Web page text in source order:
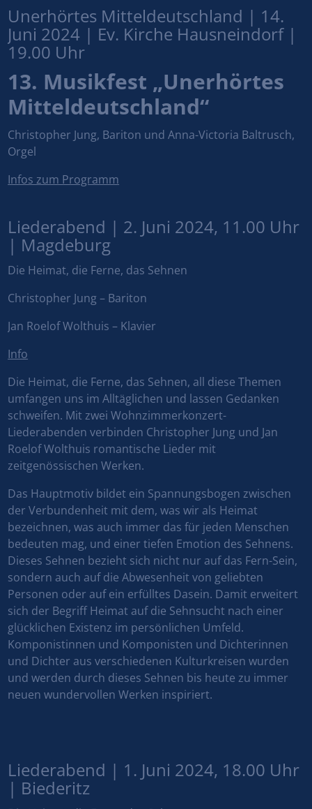
Unerhörtes Mitteldeutschland | 14.
Juni 2024 | Ev. Kirche Hausneindorf |
19.00 Uhr
13. Musikfest „Unerhörtes
Mitteldeutschland“
Christopher Jung, Bariton und Anna-Victoria Baltrusch,
Orgel
Infos zum Programm
Liederabend | 2. Juni 2024, 11.00 Uhr
| Magdeburg
Die Heimat, die Ferne, das Sehnen
Christopher Jung – Bariton
Jan Roelof Wolthuis – Klavier
Info
Die Heimat, die Ferne, das Sehnen, all diese Themen
umfangen uns im Alltäglichen und lassen Gedanken
schweifen. Mit zwei Wohnzimmerkonzert-
Liederabenden verbinden Christopher Jung und Jan
Roelof Wolthuis romantische Lieder mit
zeitgenössischen Werken.
Das Hauptmotiv bildet ein Spannungsbogen zwischen
der Verbundenheit mit dem, was wir als Heimat
bezeichnen, was auch immer das für jeden Menschen
bedeuten mag, und einer tiefen Emotion des Sehnens.
Dieses Sehnen bezieht sich nicht nur auf das Fern-Sein,
sondern auch auf die Abwesenheit von geliebten
Personen oder auf ein erfülltes Dasein. Damit erweitert
sich der Begriff Heimat auf die Sehnsucht nach einer
glücklichen Existenz im persönlichen Umfeld.
Komponistinnen und Komponisten und Dichterinnen
und Dichter aus verschiedenen Kulturkreisen wurden
und werden durch dieses Sehnen bis heute zu immer
neuen wundervollen Werken inspiriert.
Liederabend | 1. Juni 2024, 18.00 Uhr
| Biederitz